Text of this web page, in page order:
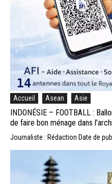
Accueil Asean Asie
INDONÉSIE – FOOTBALL :
de faire bon ménage dans
Journaliste : Rédaction Date de